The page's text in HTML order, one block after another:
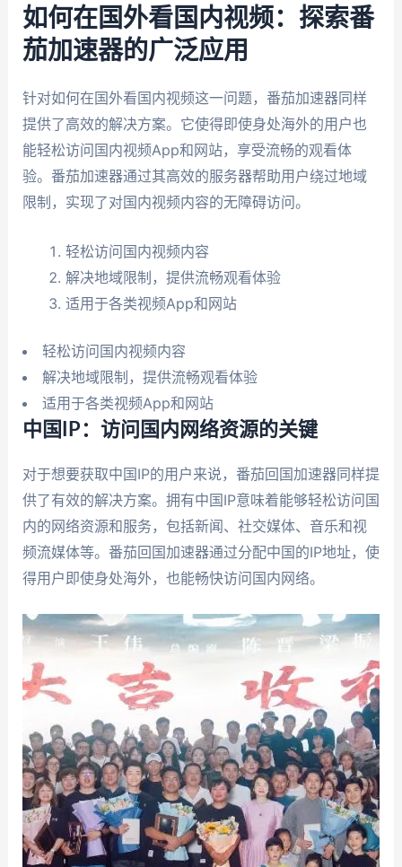
如何在国外看国内视频：探索番
茄加速器的广泛应用
针对如何在国外看国内视频这一问题，番茄加速器同样
提供了高效的解决方案。它使得即使身处海外的用户也
能轻松访问国内视频App和网站，享受流畅的观看体
验。番茄加速器通过其高效的服务器帮助用户绕过地域
限制，实现了对国内视频内容的无障碍访问。
轻松访问国内视频内容
解决地域限制，提供流畅观看体验
适用于各类视频App和网站
轻松访问国内视频内容
解决地域限制，提供流畅观看体验
适用于各类视频App和网站
中国IP：访问国内网络资源的关键
对于想要获取中国IP的用户来说，番茄回国加速器同样提
供了有效的解决方案。拥有中国IP意味着能够轻松访问国
内的网络资源和服务，包括新闻、社交媒体、音乐和视
频流媒体等。番茄回国加速器通过分配中国的IP地址，使
得用户即使身处海外，也能畅快访问国内网络。